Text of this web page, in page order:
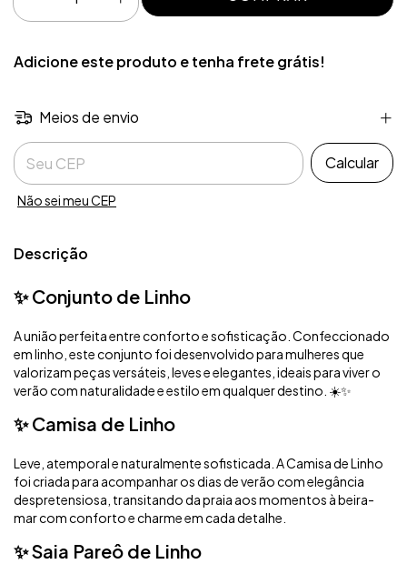
Adicione este produto etenha frete grátis!
Meios de envio
Entregas para o CEP:
Calcular
Não sei meu CEP
Descrição
✨ Conjunto de Linho
A união perfeita entre conforto e sofisticação. Confeccionado
em linho, este conjunto foi desenvolvido para mulheres que
valorizam peças versáteis, leves e elegantes, ideais para viver o
verão com naturalidade e estilo em qualquer destino. ☀️✨
✨ Camisa de Linho
Leve, atemporal e naturalmente sofisticada. A Camisa de Linho
foi criada para acompanhar os dias de verão com elegância
despretensiosa, transitando da praia aos momentos à beira-
mar com conforto e charme em cada detalhe.
✨ Saia Pareô de Linho